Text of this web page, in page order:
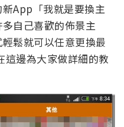
新App「我就是要換主
自己喜歡的佈景主
鬆就可以任意更換最
邊為大家做詳細的教